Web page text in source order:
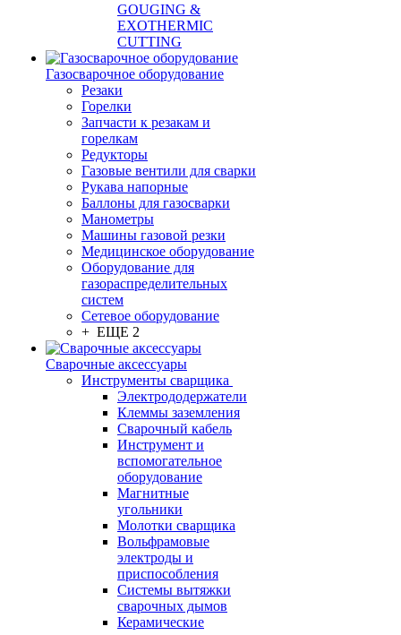
GOUGING &
EXOTHERMIC
CUTTING
Газосварочное оборудование
Резаки
Горелки
Запчасти к резакам и
горелкам
Редукторы
Газовые вентили для сварки
Рукава напорные
Баллоны для газосварки
Манометры
Машины газовой резки
Медицинское оборудование
Оборудование для
газораспределительных
систем
Сетевое оборудование
+ ЕЩЕ 2
Сварочные аксессуары
Инструменты сварщика
Электрододержатели
Клеммы заземления
Сварочный кабель
Инструмент и
вспомогательное
оборудование
Магнитные
угольники
Молотки сварщика
Вольфрамовые
электроды и
приспособления
Системы вытяжки
сварочных дымов
Керамические